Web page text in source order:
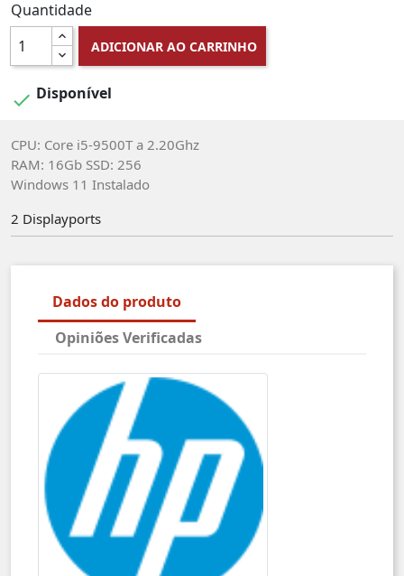
Quantidade
ADICIONAR AO CARRINHO
 Disponível
CPU: Core i5-9500T a 2.20Ghz
RAM: 16Gb SSD: 256
Windows 11 Instalado
2 Displayports
Dados do produto
Opiniões Verificadas